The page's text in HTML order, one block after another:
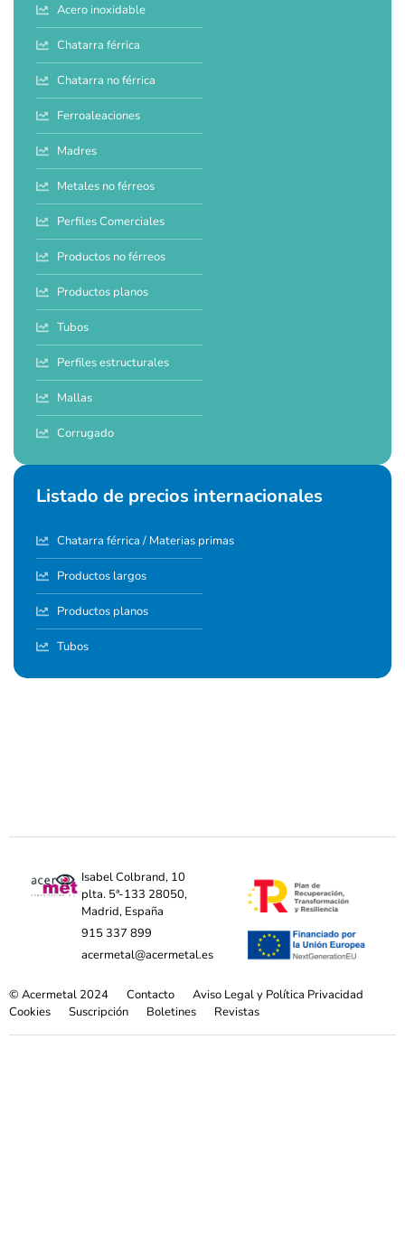
Acero inoxidable
Chatarra férrica
Chatarra no férrica
Ferroaleaciones
Madres
Metales no férreos
Perfiles Comerciales
Productos no férreos
Productos planos
Tubos
Perfiles estructurales
Mallas
Corrugado
Listado de precios internacionales
Chatarra férrica / Materias primas
Productos largos
Productos planos
Tubos
Isabel Colbrand, 10
plta. 5ª-133 28050,
Madrid, España
915 337 899
acermetal@acermetal.es
© Acermetal 2024 Contacto
Aviso Legal y Política Privacidad
Cookies
Suscripción Boletines Revistas